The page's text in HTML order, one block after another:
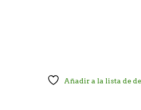
Añadir a la lista de